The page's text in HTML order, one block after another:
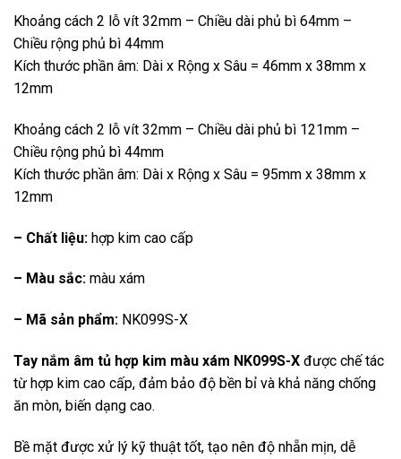
Khoảng cách 2 lỗ vít 32mm – Chiều dài phủ bì 64mm –
Chiều rộng phủ bì 44mm
Kích thước phần âm: Dài x Rộng x Sâu = 46mm x 38mm x
12mm
Khoảng cách 2 lỗ vít 32mm – Chiều dài phủ bì 121mm –
Chiều rộng phủ bì 44mm
Kích thước phần âm: Dài x Rộng x Sâu = 95mm x 38mm x
12mm
– Chất liệu: hợp kim cao cấp
– Màu sắc: màu xám
– Mã sản phẩm: NK099S-X
Tay nắm âm tủ hợp kim màu xám NK099S-X được chế tác
từ hợp kim cao cấp, đảm bảo độ bền bỉ và khả năng chống
ăn mòn, biến dạng cao.
Bề mặt được xử lý kỹ thuật tốt, tạo nên độ nhẵn mịn, dễ